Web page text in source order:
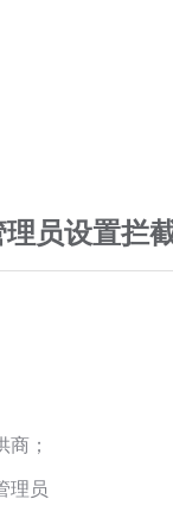
员设置拦
；
理员